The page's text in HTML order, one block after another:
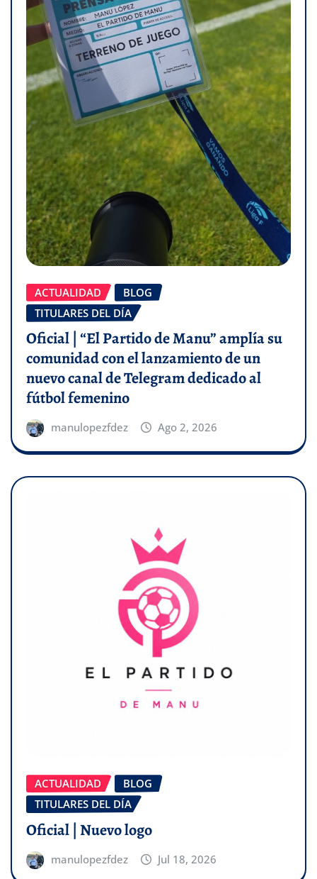
ACTUALIDAD
BLOG
TITULARES DEL DÍA
Oficial | “El Partido de Manu” amplía su
comunidad con el lanzamiento de un
nuevo canal de Telegram dedicado al
fútbol femenino
manulopezfdez Ago 2, 2026
ACTUALIDAD
BLOG
TITULARES DEL DÍA
Oficial | Nuevo logo
manulopezfdez Jul 18, 2026